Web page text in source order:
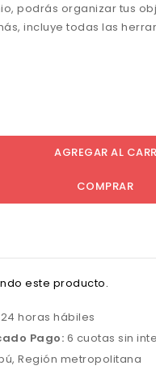
podrás organizar tus
incluye todas las
AGREGAR AL
COMPRAR
este producto.
24 horas hábiles
Pago: 6 cuotas sin
Región metropolitana